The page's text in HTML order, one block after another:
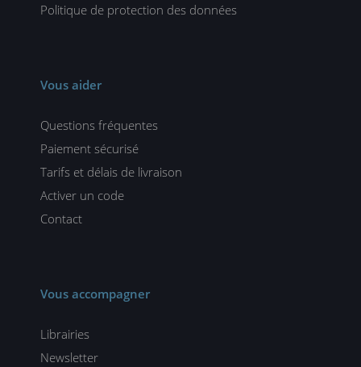
Politique de protection des données
Vous aider
Questions fréquentes
Paiement sécurisé
Tarifs et délais de livraison
Activer un code
Contact
Vous accompagner
Librairies
Newsletter